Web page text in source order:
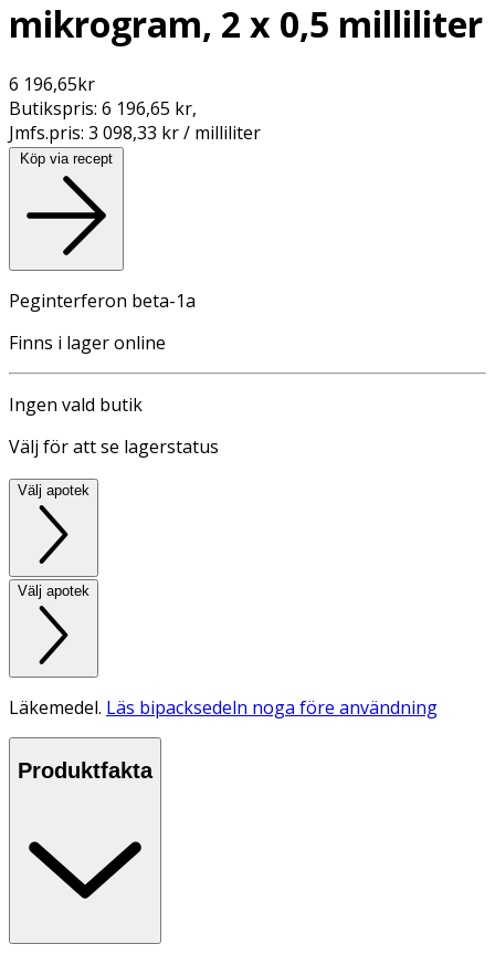
mikrogram, 2 x 0,5 milliliter
6 196,65kr
Butikspris: 6 196,65 kr,
Jmfs.pris: 3 098,33 kr / milliliter
Köp via recept
Peginterferon beta-1a
Finns i lager online
Ingen vald butik
Välj för att se lagerstatus
Välj apotek
Välj apotek
Läkemedel. Läs bipacksedeln noga före användning
Produktfakta